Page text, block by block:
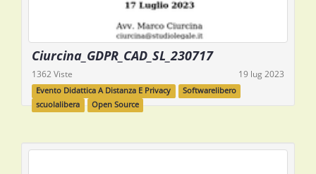
Ciurcina_GDPR_CAD_SL_230717
1362 Viste 19 lug 2023
Evento Didattica A Distanza E Privacy
Softwarelibero
scuolalibera
Open Source